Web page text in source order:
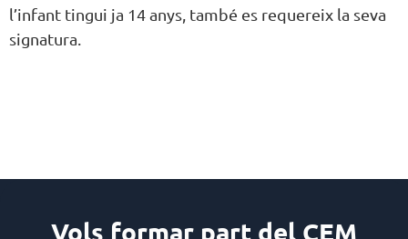
l’infant tingui ja 14 anys, també es requereix la seva
signatura.
Vols formar part del CEM